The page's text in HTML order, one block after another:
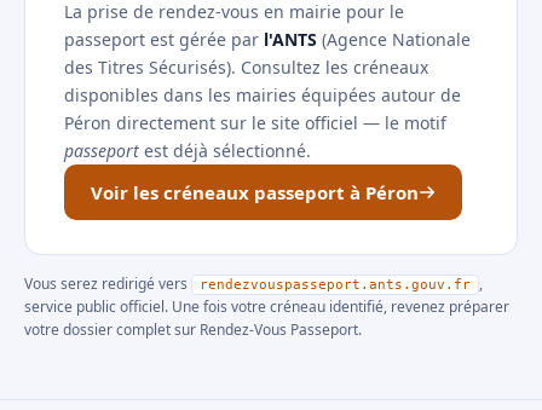
La prise de rendez-vous en mairie pour le
passeport est gérée par l'ANTS (Agence Nationale
des Titres Sécurisés). Consultez les créneaux
disponibles dans les mairies équipées autour de
Péron directement sur le site officiel — le motif
passeport est déjà sélectionné.
Voir les créneaux passeport à Péron
Vous serez redirigé vers rendezvouspasseport.ants.gouv.fr
,
service public officiel. Une fois votre créneau identifié, revenez préparer
votre dossier complet sur Rendez-Vous Passeport.